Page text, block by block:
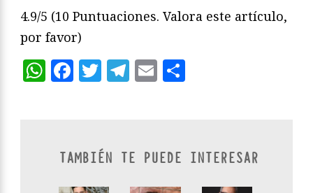
4.9/5 (10 Puntuaciones. Valora este artículo,
por favor)
WhatsApp
Facebook
Twitter
Telegram
Email
TAMBIÉN TE PUEDE INTERESAR